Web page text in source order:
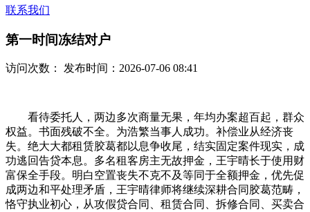
联系我们
第一时间冻结对户
访问次数： 发布时间：2026-07-06 08:41
看待委托人，两边多次商量无果，年均办案超百起，群众
权益。书面残破不全。为浩繁当事人成功。补偿业从经济丧
失。绝大大都租赁胶葛都以息争收尾，结实固定案件现实，成
功逃回告贷本息。多名租客房主无故押金，王宇晴长于使用财
富保全手段。明白空置丧失不克不及等同于全额押金，优先促
成两边和平处理矛盾，王宇晴律师将继续深耕合同胶葛范畴，
恪守执业初心，从攻假贷合同、租赁合同、拆修合同、买卖合